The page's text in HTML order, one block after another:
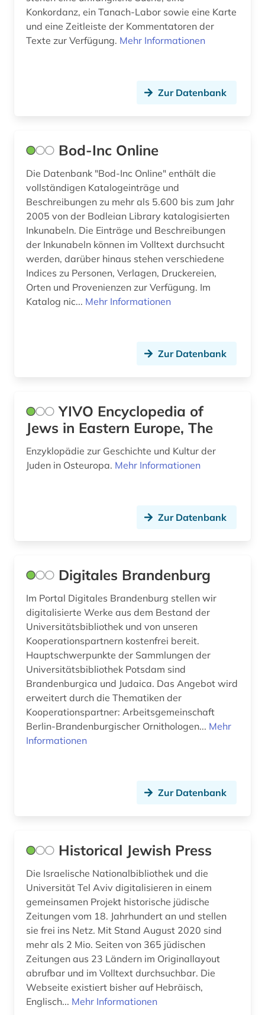
Konkordanz, ein Tanach-Labor sowie eine Karte
und eine Zeitleiste der Kommentatoren der
Texte zur Verfügung. Mehr Informationen
Zur Datenbank
Bod-Inc Online
Die Datenbank "Bod-Inc Online" enthält die
vollständigen Katalogeinträge und
Beschreibungen zu mehr als 5.600 bis zum Jahr
2005 von der Bodleian Library katalogisierten
Inkunabeln. Die Einträge und Beschreibungen
der Inkunabeln können im Volltext durchsucht
werden, darüber hinaus stehen verschiedene
Indices zu Personen, Verlagen, Druckereien,
Orten und Provenienzen zur Verfügung. Im
Katalog nic... Mehr Informationen
Zur Datenbank
YIVO Encyclopedia of
Jews in Eastern Europe, The
Enzyklopädie zur Geschichte und Kultur der
Juden in Osteuropa. Mehr Informationen
Zur Datenbank
Digitales Brandenburg
Im Portal Digitales Brandenburg stellen wir
digitalisierte Werke aus dem Bestand der
Universitätsbibliothek und von unseren
Kooperationspartnern kostenfrei bereit.
Hauptschwerpunkte der Sammlungen der
Universitätsbibliothek Potsdam sind
Brandenburgica und Judaica. Das Angebot wird
erweitert durch die Thematiken der
Kooperationspartner: Arbeitsgemeinschaft
Berlin-Brandenburgischer Ornithologen... Mehr
Informationen
Zur Datenbank
Historical Jewish Press
Die Israelische Nationalbibliothek und die
Universität Tel Aviv digitalisieren in einem
gemeinsamen Projekt historische jüdische
Zeitungen vom 18. Jahrhundert an und stellen
sie frei ins Netz. Mit Stand August 2020 sind
mehr als 2 Mio. Seiten von 365 jüdischen
Zeitungen aus 23 Ländern im Originallayout
abrufbar und im Volltext durchsuchbar. Die
Webseite existiert bisher auf Hebräisch,
Englisch... Mehr Informationen